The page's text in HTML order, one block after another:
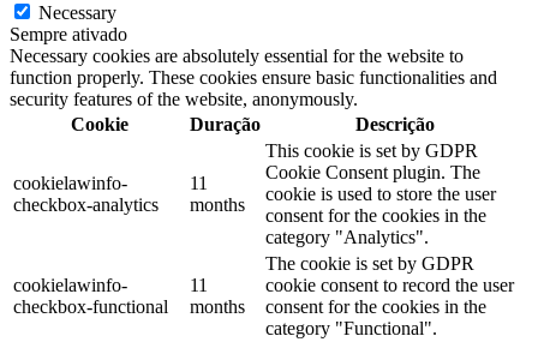
Necessary
Sempre ativado
Necessary cookies are absolutely essential for the website to
function properly. These cookies ensure basic functionalities and
security features of the website, anonymously.
Cookie
Duração Descrição
cookielawinfo-
checkbox-analytics
11
months
This cookie is set by GDPR
Cookie Consent plugin. The
cookie is used to store the user
consent for the cookies in the
category "Analytics".
cookielawinfo-
checkbox-functional
11
months
The cookie is set by GDPR
cookie consent to record the user
consent for the cookies in the
category "Functional".